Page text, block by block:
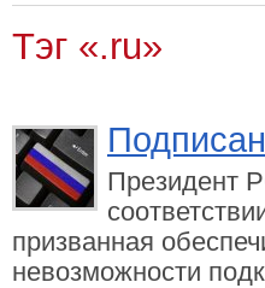
Тэг «.ru»
Президент
призванная
невозможности